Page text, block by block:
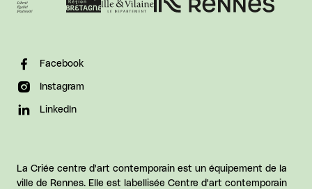
Facebook
Instagram
LinkedIn
La Criée centre d'art contemporain est un équipement de la
ville de Rennes. Elle est labellisée Centre d'art contemporain